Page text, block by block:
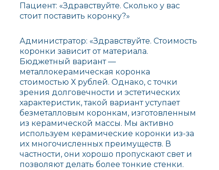
Пациент: «Здравствуйте. Сколько у вас
стоит поставить коронку?»
Администратор: «Здравствуйте. Стоимость
коронки зависит от материала.
Бюджетный вариант —
металлокерамическая коронка
стоимостью Х рублей. Однако, с точки
зрения долговечности и эстетических
характеристик, такой вариант уступает
безметалловым коронкам, изготовленным
из керамической массы. Мы активно
используем керамические коронки из-за
их многочисленных преимуществ. В
частности, они хорошо пропускают свет и
позволяют делать более тонкие стенки.